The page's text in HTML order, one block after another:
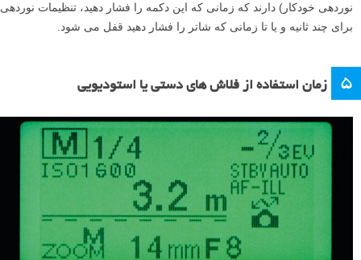
نوردهی خودکار) دارند که زمانی که این دکمه را فشار دهید، تنظیمات نوردهی
برای چند ثانیه و یا تا زمانی که شاتر را فشار دهید قفل می شود.
۵ زمان استفاده از فلاش های دستی یا استودیویی